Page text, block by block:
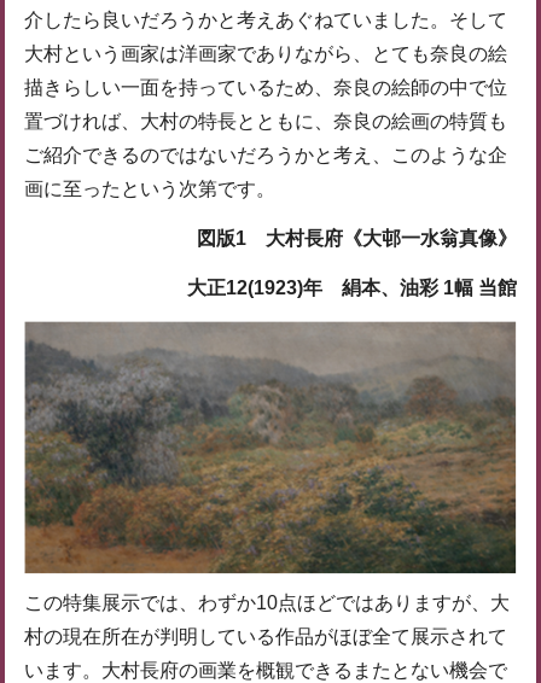
介したら良いだろうかと考えあぐねていました。そして
大村という画家は洋画家でありながら、とても奈良の絵
描きらしい一面を持っているため、奈良の絵師の中で位
置づければ、大村の特長とともに、奈良の絵画の特質も
ご紹介できるのではないだろうかと考え、このような企
画に至ったという次第です。
図版1 大村長府《大邨一水翁真像》
大正12(1923)年 絹本、油彩 1幅 当館
この特集展示では、わずか10点ほどではありますが、大
村の現在所在が判明している作品がほぼ全て展示されて
います。大村長府の画業を概観できるまたとない機会で